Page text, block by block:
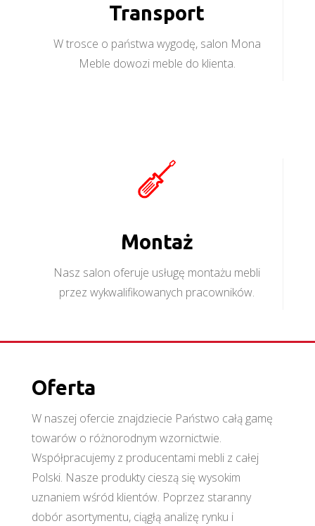
Transport
W trosce o państwa wygodę, salon Mona
Meble dowozi meble do klienta.
Montaż
Nasz salon oferuje usługę montażu mebli
przez wykwalifikowanych pracowników.
Oferta
W naszej ofercie znajdziecie Państwo całą gamę
towarów o różnorodnym wzornictwie.
Współpracujemy z producentami mebli z całej
Polski. Nasze produkty cieszą się wysokim
uznaniem wśród klientów. Poprzez staranny
dobór asortymentu, ciągłą analizę rynku i